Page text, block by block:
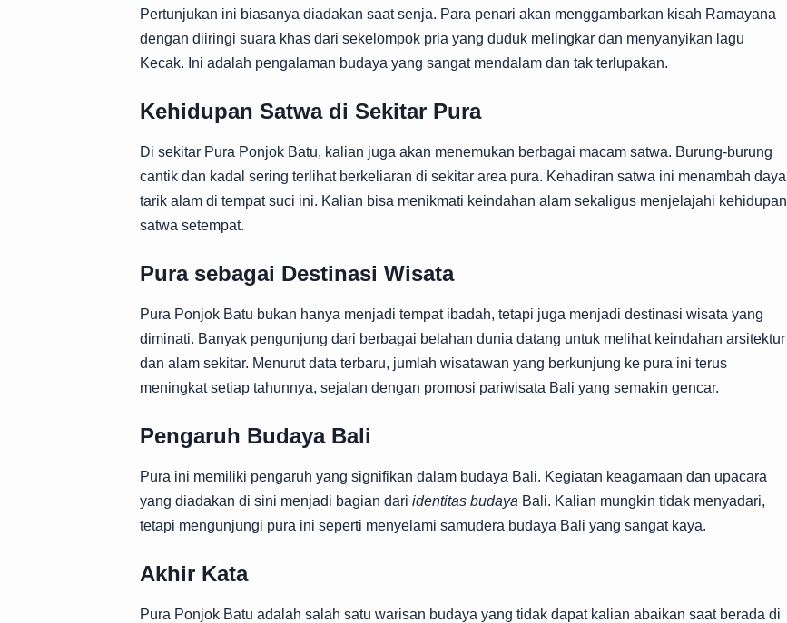
Pertunjukan ini biasanya diadakan saat senja. Para penari akan menggambarkan kisah Ramayana
dengan diiringi suara khas dari sekelompok pria yang duduk melingkar dan menyanyikan lagu
Kecak. Ini adalah pengalaman budaya yang sangat mendalam dan tak terlupakan.
Kehidupan Satwa di Sekitar Pura
Di sekitar Pura Ponjok Batu, kalian juga akan menemukan berbagai macam satwa. Burung-burung
cantik dan kadal sering terlihat berkeliaran di sekitar area pura. Kehadiran satwa ini menambah daya
tarik alam di tempat suci ini. Kalian bisa menikmati keindahan alam sekaligus menjelajahi kehidupan
satwa setempat.
Pura sebagai Destinasi Wisata
Pura Ponjok Batu bukan hanya menjadi tempat ibadah, tetapi juga menjadi destinasi wisata yang
diminati. Banyak pengunjung dari berbagai belahan dunia datang untuk melihat keindahan arsitektur
dan alam sekitar. Menurut data terbaru, jumlah wisatawan yang berkunjung ke pura ini terus
meningkat setiap tahunnya, sejalan dengan promosi pariwisata Bali yang semakin gencar.
Pengaruh Budaya Bali
Pura ini memiliki pengaruh yang signifikan dalam budaya Bali. Kegiatan keagamaan dan upacara
yang diadakan di sini menjadi bagian dari identitas budaya Bali. Kalian mungkin tidak menyadari,
tetapi mengunjungi pura ini seperti menyelami samudera budaya Bali yang sangat kaya.
Akhir Kata
Pura Ponjok Batu adalah salah satu warisan budaya yang tidak dapat kalian abaikan saat berada di